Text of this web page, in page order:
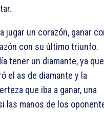
jugar un corazón, ganar
con su último triunfo.
tener un diamante, ya que
el as de diamante y la
que iba a ganar, una
las manos de los